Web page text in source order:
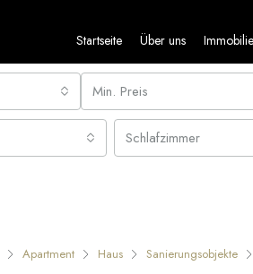
Startseite Über uns
Min. Preis
Schlafzimmer
Apartment Haus Sanierungsobjekte